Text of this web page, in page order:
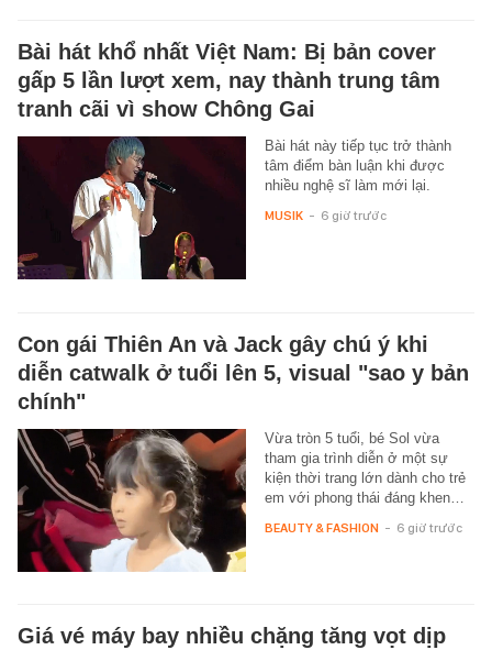
Bài hát khổ nhất Việt Nam: Bị bản cover
gấp 5 lần lượt xem, nay thành trung tâm
tranh cãi vì show Chông Gai
Bài hát này tiếp tục trở thành
tâm điểm bàn luận khi được
nhiều nghệ sĩ làm mới lại.
MUSIK - 6 giờ trước
Con gái Thiên An và Jack gây chú ý khi
diễn catwalk ở tuổi lên 5, visual "sao y bản
chính"
Vừa tròn 5 tuổi, bé Sol vừa
tham gia trình diễn ở một sự
kiện thời trang lớn dành cho trẻ
em với phong thái đáng khen…
BEAUTY & FASHION - 6 giờ trước
Giá vé máy bay nhiều chặng tăng vọt dịp